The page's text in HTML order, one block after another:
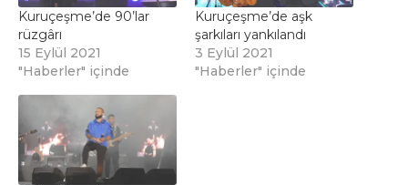
Kuruçeşme’de 90’lar
rüzgârı
15 Eylül 2021
"Haberler" içinde
Kuruçeşme’de aşk
şarkıları yankılandı
3 Eylül 2021
"Haberler" içinde